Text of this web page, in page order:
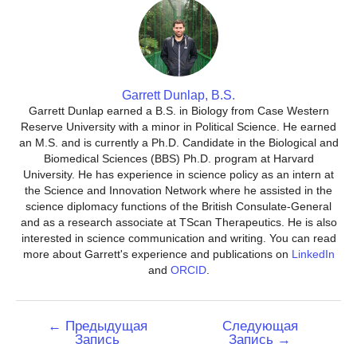
Garrett Dunlap, B.S.
Garrett Dunlap earned a B.S. in Biology from Case Western
Reserve University with a minor in Political Science. He earned
an M.S. and is currently a Ph.D. Candidate in the Biological and
Biomedical Sciences (BBS) Ph.D. program at Harvard
University. He has experience in science policy as an intern at
the Science and Innovation Network where he assisted in the
science diplomacy functions of the British Consulate-General
and as a research associate at TScan Therapeutics. He is also
interested in science communication and writing. You can read
more about Garrett's experience and publications on LinkedIn
and ORCID.
Навигация
← Предыдущая
Запись
Следующая
Запись →